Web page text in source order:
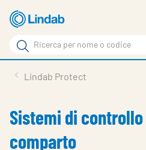
Vai
contenuto
principale
Cerca
Cerca
Soluzioni
Downloads
Lindab Protect
Sistemi di
comparto